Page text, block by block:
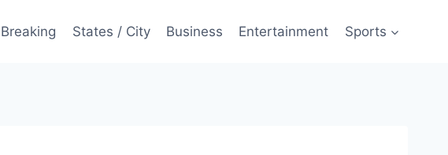
States / City Business Entertainment Sports